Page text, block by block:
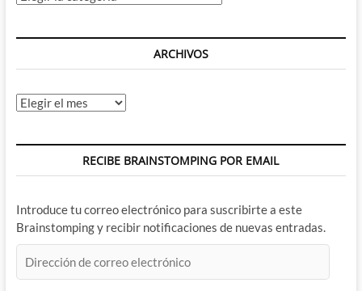
ARCHIVOS
Archivos
RECIBE BRAINSTOMPING POR EMAIL
Introduce tu correo electrónico para suscribirte a este
Brainstomping y recibir notificaciones de nuevas entradas.
de